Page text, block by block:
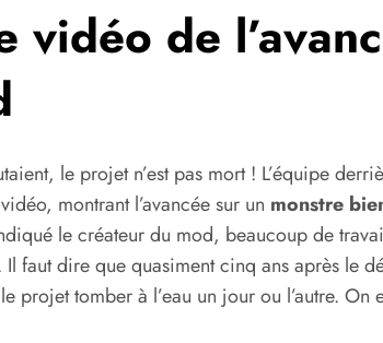
vidéo de
le projet n’est pas mort ! L’équipe
montrant l’avancée sur un monstre
le créateur du mod, beaucoup de
Il faut dire que quasiment cinq ans après le
projet tomber à l’eau un jour ou l’autre. On